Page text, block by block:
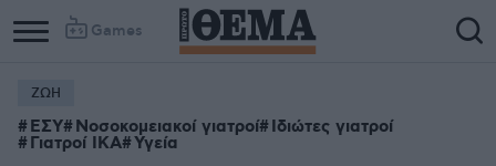
Games
ΖΩΗ
ΕΣΥ Νοσοκομειακοί γιατροί Ιδιώτες γιατροί
Γιατροί ΙΚΑ Υγεία